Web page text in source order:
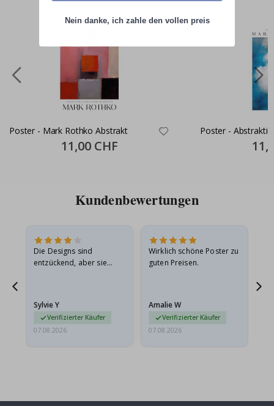
Poster - Mark Rothko Abstrakt
Special
Price
11,00 CHF
Poster -
Price
Kundenbewertungen
Die Designs sind
entzückend, aber sie
sie…
Sylvie Y
Verifizierter Käufer
07.08.2026
Wirklich schöne Poster zu
guten Preisen.
Amalie W
Verifizierter Käufer
07.08.2026
Nein danke, ich zahle den vollen preis